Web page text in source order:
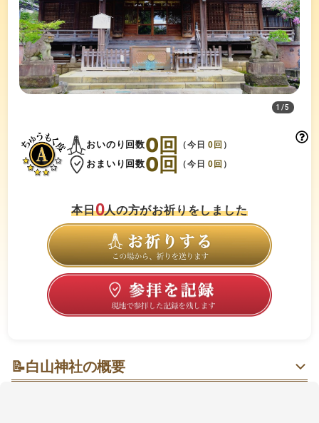
1/5
おいのり回数0回 （今日0回 ）
おまいり回数0回 （今日0回 ）
本日0人の方がお祈りをしました
📝白山神社の概要